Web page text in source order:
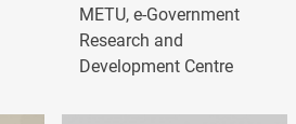
METU, e-Government
Research and
Development Centre